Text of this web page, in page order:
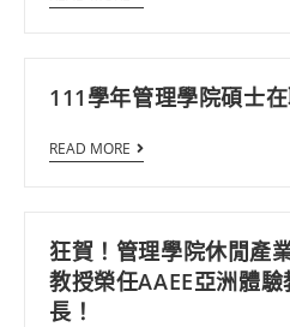
111學年管理學院碩士
READ MORE
狂賀！管理學院休閒產
教授榮任AAEE亞洲體
長！